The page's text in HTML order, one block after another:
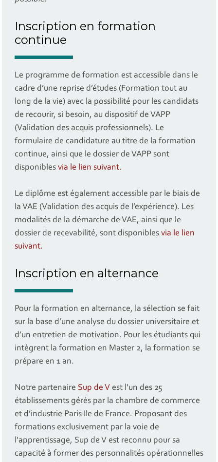
Inscription en formation
continue
Le programme de formation est accessible dans le
cadre d’une reprise d’études (Formation tout au
long de la vie) avec la possibilité pour les candidats
de recourir, si besoin, au dispositif de VAPP
(Validation des acquis professionnels). Le
formulaire de candidature au titre de la formation
continue, ainsi que le dossier de VAPP sont
disponibles via le lien suivant.
Le diplôme est également accessible par le biais de
la VAE (Validation des acquis de l’expérience). Les
modalités de la démarche de VAE, ainsi que le
dossier de recevabilité, sont disponibles via le lien
suivant.
Inscription en alternance
Pour la formation en alternance, la sélection se fait
sur la base d’une analyse du dossier universitaire et
d’un entretien de motivation. Pour les étudiants qui
intègrent la formation en Master 2, la formation se
prépare en 1 an.
Notre partenaire Sup de V est l'un des 25
établissements gérés par la chambre de commerce
et d’industrie Paris Ile de France. Proposant des
formations exclusivement par la voie de
l'apprentissage, Sup de V est reconnu pour sa
capacité à former des personnalités opérationnelles